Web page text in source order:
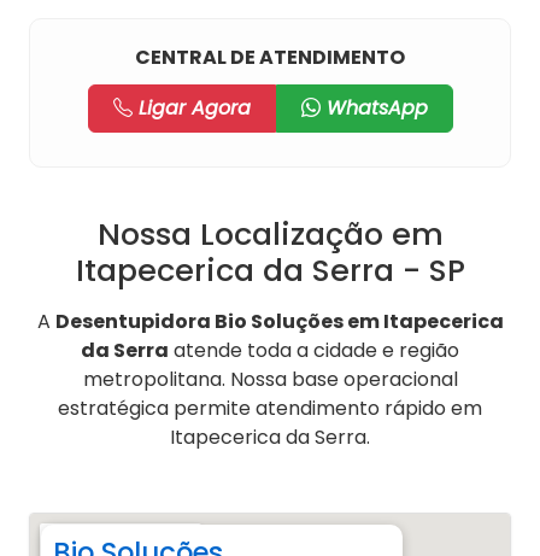
CENTRAL DE ATENDIMENTO
Ligar Agora
WhatsApp
Nossa Localização em
Itapecerica da Serra - SP
A Desentupidora Bio Soluções em Itapecerica
da Serra atende toda a cidade e região
metropolitana. Nossa base operacional
estratégica permite atendimento rápido em
Itapecerica da Serra.